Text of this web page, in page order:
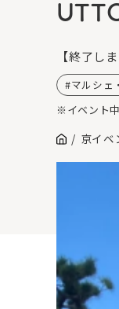
【終了し
マルシェ
※イベント
京イベ